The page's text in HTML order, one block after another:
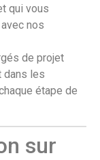
qui vous
nos
de projet
dans les
étape de
sur